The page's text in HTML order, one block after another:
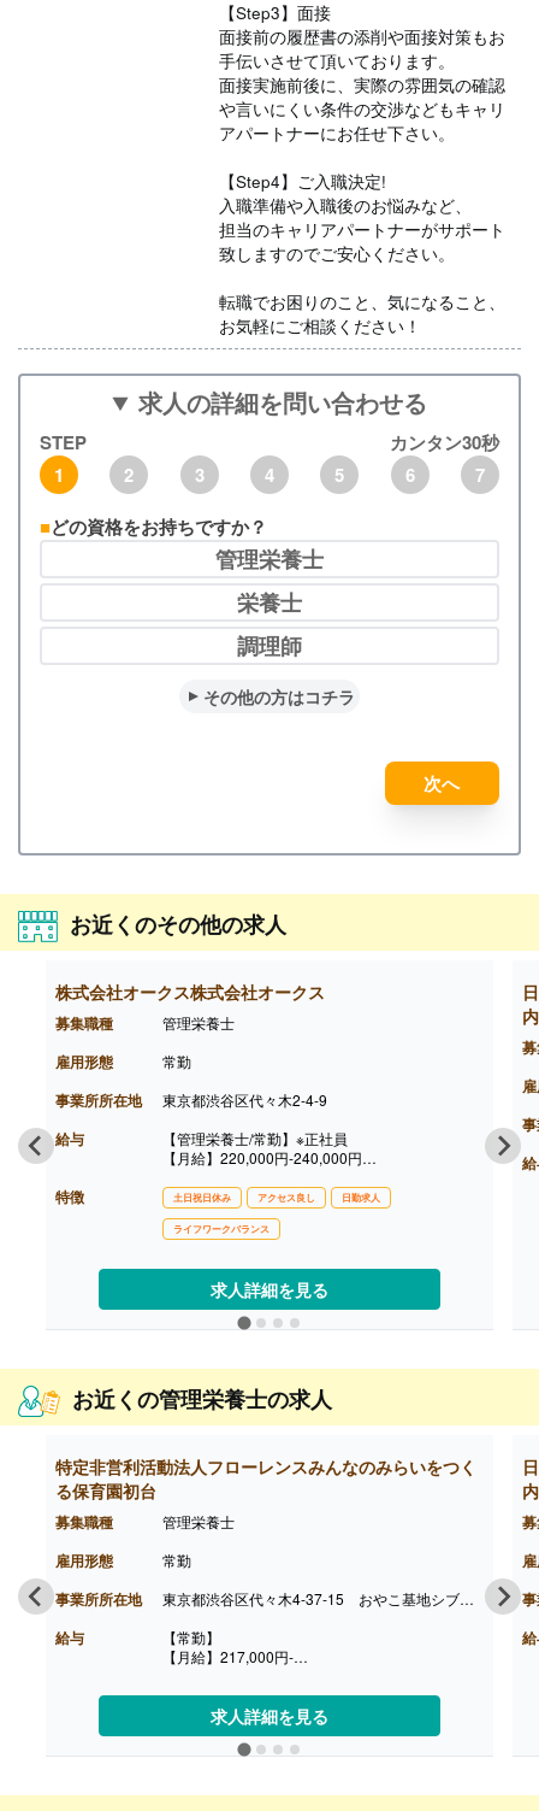
【Step3】面接
面接前の履歴書の添削や面接対策もお
手伝いさせて頂いております。
面接実施前後に、実際の雰囲気の確認
や言いにくい条件の交渉などもキャリ
アパートナーにお任せ下さい。
【Step4】ご入職決定!
入職準備や入職後のお悩みなど、
担当のキャリアパートナーがサポート
致しますのでご安心ください。
転職でお困りのこと、気になること、
お気軽にご相談ください！
求人の詳細を問い合わせる
STEP
カンタン30秒
1
2 3 4 5 6
7
どの資格をお持ちですか？
管理栄養士
栄養士
調理師
その他の方はコチラ
次へ
お近くのその他の求人
株式会社オークス株式会社オークス
募集職種 管理栄養士
雇用形態 常勤
事業所所在地 東京都渋谷区代々木2-4-9
給与
【管理栄養士/常勤】※正社員
【月給】220,000円-240,000円
【賞与】年2回（0円-300,000円）
※前年度実績
※入社2.5年以降から賞与支給対象
【退職金】なし
特徴 土日祝日休み アクセス良し 日勤求人
ライフワークバランス
求人詳細を見る
お近くの管理栄養士の求人
特定非営利活動法人フローレンスみんなのみらいをつく
る保育園初台
募集職種 管理栄養士
雇用形態 常勤
事業所所在地 東京都渋谷区代々木4-37-15 おやこ基地シブヤ1・2階
給与
【常勤】
【月給】217,000円-
［その他手当］
・ひとり親手当 10,000円/月 ※条件あり
【賞与】年2回（計1.95ヶ月分）※2022年度実績
【通勤手当】あり（上限60,000円/月）
【退職金】なし
求人詳細を見る